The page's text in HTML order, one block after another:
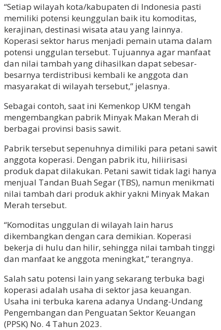
“Setiap wilayah kota/kabupaten di Indonesia pasti
memiliki potensi keunggulan baik itu komoditas,
kerajinan, destinasi wisata atau yang lainnya.
Koperasi sektor harus menjadi pemain utama dalam
potensi unggulan tersebut. Tujuannya agar manfaat
dan nilai tambah yang dihasilkan dapat sebesar-
besarnya terdistribusi kembali ke anggota dan
masyarakat di wilayah tersebut,” jelasnya.
Sebagai contoh, saat ini Kemenkop UKM tengah
mengembangkan pabrik Minyak Makan Merah di
berbagai provinsi basis sawit.
Pabrik tersebut sepenuhnya dimiliki para petani sawit
anggota koperasi. Dengan pabrik itu, hiliirisasi
produk dapat dilakukan. Petani sawit tidak lagi hanya
menjual Tandan Buah Segar (TBS), namun menikmati
nilai tambah dari produk akhir yakni Minyak Makan
Merah tersebut.
“Komoditas unggulan di wilayah lain harus
dikembangkan dengan cara demikian. Koperasi
bekerja di hulu dan hilir, sehingga nilai tambah tinggi
dan manfaat ke anggota meningkat,” terangnya.
Salah satu potensi lain yang sekarang terbuka bagi
koperasi adalah usaha di sektor jasa keuangan.
Usaha ini terbuka karena adanya Undang-Undang
Pengembangan dan Penguatan Sektor Keuangan
(PPSK) No. 4 Tahun 2023.